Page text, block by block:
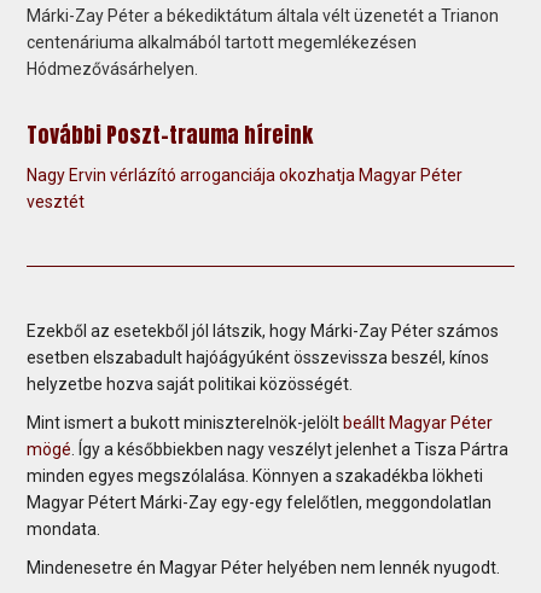
Márki-Zay Péter a békediktátum általa vélt üzenetét a Trianon
centenáriuma alkalmából tartott megemlékezésen
Hódmezővásárhelyen.
További Poszt-trauma híreink
Nagy Ervin vérlázító arroganciája okozhatja Magyar Péter
vesztét
Ezekből az esetekből jól látszik, hogy Márki-Zay Péter számos
esetben elszabadult hajóágyúként összevissza beszél, kínos
helyzetbe hozva saját politikai közösségét.
Mint ismert a bukott miniszterelnök-jelölt beállt Magyar Péter
mögé . Így a későbbiekben nagy veszélyt jelenhet a Tisza Pártra
minden egyes megszólalása. Könnyen a szakadékba lökheti
Magyar Pétert Márki-Zay egy-egy felelőtlen, meggondolatlan
mondata.
Mindenesetre én Magyar Péter helyében nem lennék nyugodt.